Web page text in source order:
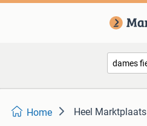
Home Heel Marktplaats